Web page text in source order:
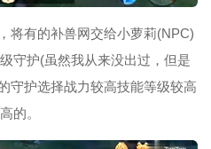
将有的补兽网交给小萝莉(NPC)
守护(虽然我从来没出过，但是
守护选择战力较高技能等级较高
的。